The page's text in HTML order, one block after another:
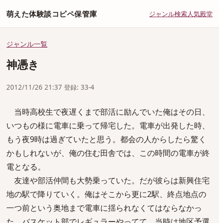
萌えた体験談コピペ保管庫 ジャンル検索人気殿堂
ジャンル一覧
神憑き
2012/11/26 21:37 登録: 33-4
当時高校生で夜遅くまで部活に励んでいた俺はその日、
いつもの様に電車に乗って帰宅した。電車が出発した時、
もう夜9時は過ぎていたと思う。都会の人からしたら驚く
かもしれないが、俺の住む田舎では、この時間の電車が終
電となる。
友達や部活仲間も大勢乗っていた。だが彼らは新興住宅
地の駅で降りていく。俺はそこから更に2駅、終点地点の
一つ前という奥地まで電車に揺られなくてはならなかっ